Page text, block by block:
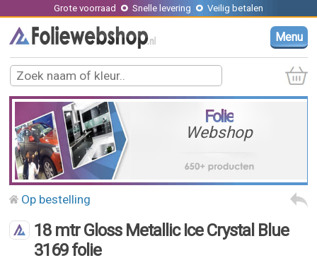
Grote voorraad Snelle levering Veilig betalen
Menu
Folie
Webshop
Op bestelling
18 mtr Gloss Metallic Ice Crystal Blue
3169 folie